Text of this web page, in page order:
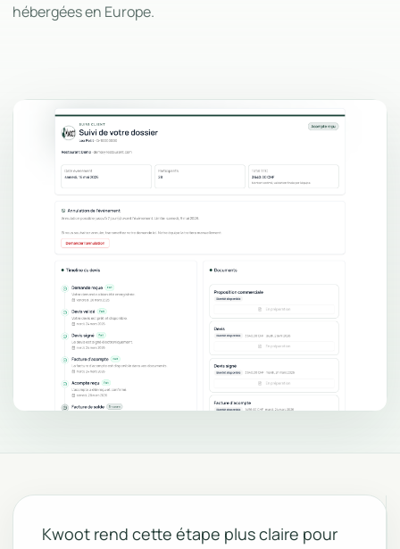
hébergées en Europe.
Kwoot rend cette étape plus claire pour